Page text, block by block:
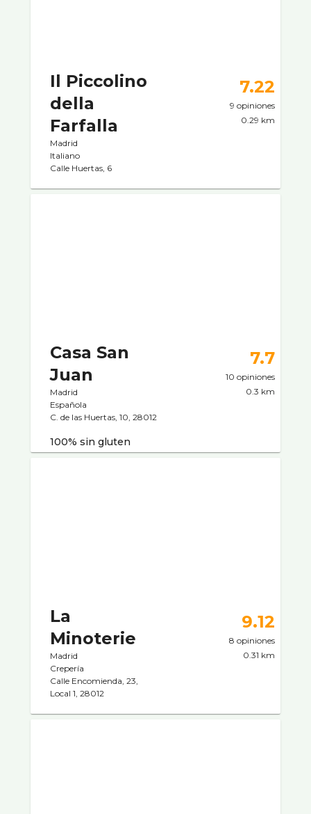
Il Piccolino
della
Farfalla
Madrid
Italiano
Calle Huertas, 6
7.22
9 opiniones
0.29 km
Casa San
Juan
Madrid
Española
C. de las Huertas, 10, 28012
7.7
10 opiniones
0.3 km
100% sin gluten
La
Minoterie
Madrid
Creperí­a
Calle Encomienda, 23,
Local 1, 28012
9.12
8 opiniones
0.31 km